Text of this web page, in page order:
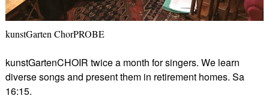
kunstGarten ChorPROBE
kunstGartenCHOIR twice a month for singers. We learn
diverse songs and present them in retirement homes. Sa
16:15.